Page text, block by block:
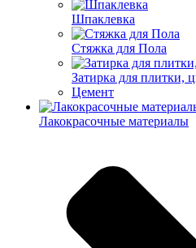
Шпаклевка
Стяжка для Пола
Затирка для плитки,
Цемент
Лакокрасочные материалы